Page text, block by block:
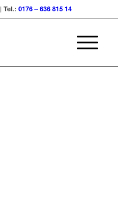
| Tel.:0176 – 636 815 14